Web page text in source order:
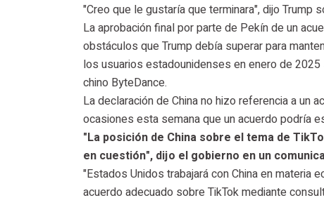
"Creo que le gustaría que terminara", dijo Trump
La aprobación final por parte de Pekín de un
obstáculos que Trump debía superar para
los usuarios estadounidenses en enero de
chino ByteDance.
La declaración de China no hizo referencia a un
ocasiones esta semana que un acuerdo podría
"La posición de China sobre el tema de
en cuestión", dijo el gobierno en un
"Estados Unidos trabajará con China en materia
acuerdo adecuado sobre TikTok mediante